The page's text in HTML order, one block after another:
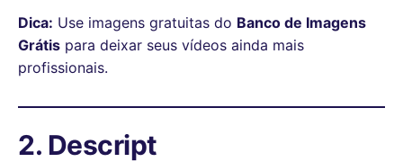
Dica: Use imagens gratuitas do Banco de Imagens
Grátis para deixar seus vídeos ainda mais
profissionais.
2. Descript